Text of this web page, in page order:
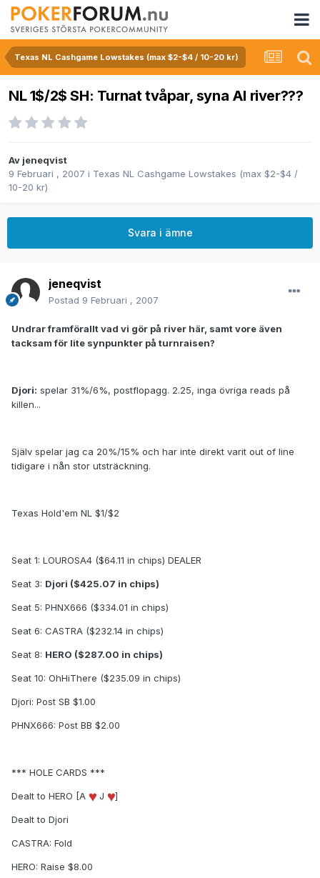
Texas NL Cashgame Lowstakes (max $2-$4 / 10-20 kr)
NL 1$/2$ SH: Turnat tvåpar, syna AI river???
Av jeneqvist
9 Februari , 2007 i Texas NL Cashgame Lowstakes (max $2-$4 /
10-20 kr)
Svara i ämne
jeneqvist
Postad 9 Februari , 2007
Undrar framförallt vad vi gör på river här, samt vore även
tacksam för lite synpunkter på turnraisen?
Djori: spelar 31%/6%, postflopagg. 2.25, inga övriga reads på
killen...
Själv spelar jag ca 20%/15% och har inte direkt varit out of line
tidigare i nån stor utsträckning.
Texas Hold'em NL $1/$2
Seat 1: LOUROSA4 ($64.11 in chips) DEALER
Seat 3: Djori ($425.07 in chips)
Seat 5: PHNX666 ($334.01 in chips)
Seat 6: CASTRA ($232.14 in chips)
Seat 8: HERO ($287.00 in chips)
Seat 10: OhHiThere ($235.09 in chips)
Djori: Post SB $1.00
PHNX666: Post BB $2.00
*** HOLE CARDS ***
Dealt to HERO [A J ]
Dealt to Djori
CASTRA: Fold
HERO: Raise $8.00